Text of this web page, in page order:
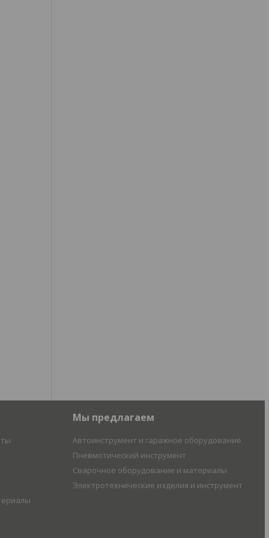
Мы предлагаем
Автоинструмент и гаражное оборудование
Пневмотический инструмент
Сварочное оборудование и материалы
Электротехнические изделия и инструмент